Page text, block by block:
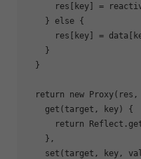
res[key] =
    }
else {
res[key] =
    }
  }
return new Proxy
    get(target, key) {
return
Reflect
    },
set(target, key,